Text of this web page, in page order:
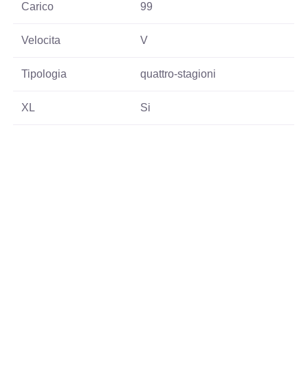
Carico 99
Velocita V
Tipologia quattro-stagioni
XL Si